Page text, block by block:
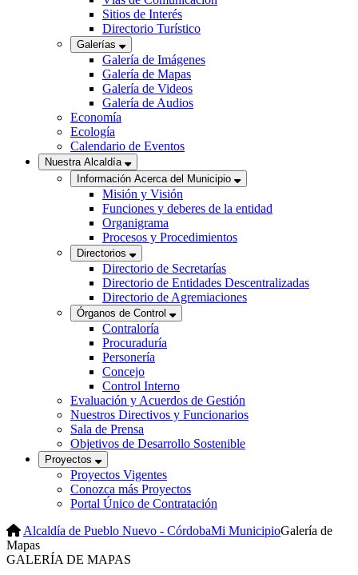
Sitios de Interés
Directorio Turístico
Galerías
Galería de Imágenes
Galería de Mapas
Galería de Videos
Galería de Audios
Economía
Ecología
Calendario de Eventos
Nuestra Alcaldía
Información Acerca del Municipio
Misión y Visión
Funciones y deberes de la entidad
Organigrama
Procesos y Procedimientos
Directorios
Directorio de Secretarías
Directorio de Entidades Descentralizadas
Directorio de Agremiaciones
Órganos de Control
Contraloría
Procuraduría
Personería
Concejo
Control Interno
Evaluación y Acuerdos de Gestión
Nuestros Directivos y Funcionarios
Sala de Prensa
Objetivos de Desarrollo Sostenible
Proyectos
Proyectos Vigentes
Conozca más Proyectos
Portal Único de Contratación
Alcaldía de Pueblo Nuevo - CórdobaMi MunicipioGalería de
Mapas
​GALER​ÍA DE MAPAS